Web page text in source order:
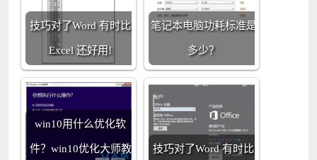
技巧对了Word 有时比
Excel 还好用!
笔记本电脑功耗标准是
多少？
win10用什么优化软
件？win10优化大师教 技巧对了Word 有时比